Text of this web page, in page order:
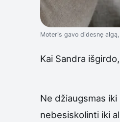
Moteris gavo didesnę
Kai Sandra
Ne džiaugsmas
nebesiskolinti iki